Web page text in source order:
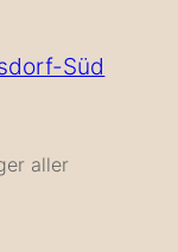
Süd
aller